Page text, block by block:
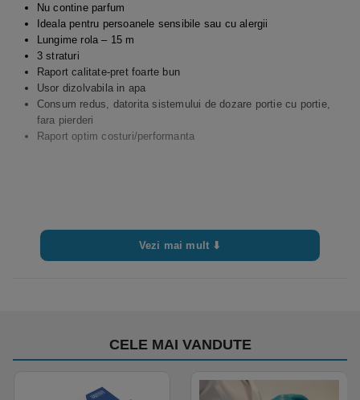
Nu contine parfum
Ideala pentru persoanele sensibile sau cu alergii
Lungime rola – 15 m
3 straturi
Raport calitate-pret foarte bun
Usor dizolvabila in apa
Consum redus, datorita sistemului de dozare portie cu portie,
fara pierderi
Raport optim costuri/performanta
Vezi mai mult ⬇
CELE MAI VANDUTE